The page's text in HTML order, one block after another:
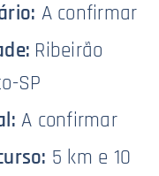
A confirmar
Ribeirão
SP
A confirmar
5 km e 10